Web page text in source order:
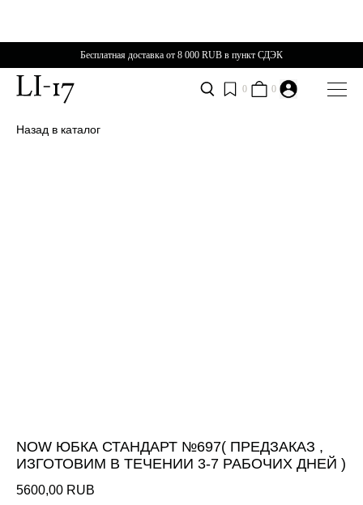
Бесплатная доставка от 8 000 RUB в пункт СДЭК
0 0
Назад в каталог
NOW ЮБКА СТАНДАРТ №697( ПРЕДЗАКАЗ ,
ИЗГОТОВИМ В ТЕЧЕНИИ 3-7 РАБОЧИХ ДНЕЙ )
5600,00 RUB